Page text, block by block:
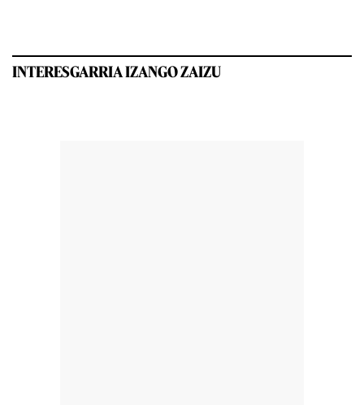
INTERESGARRIA IZANGO ZAIZU